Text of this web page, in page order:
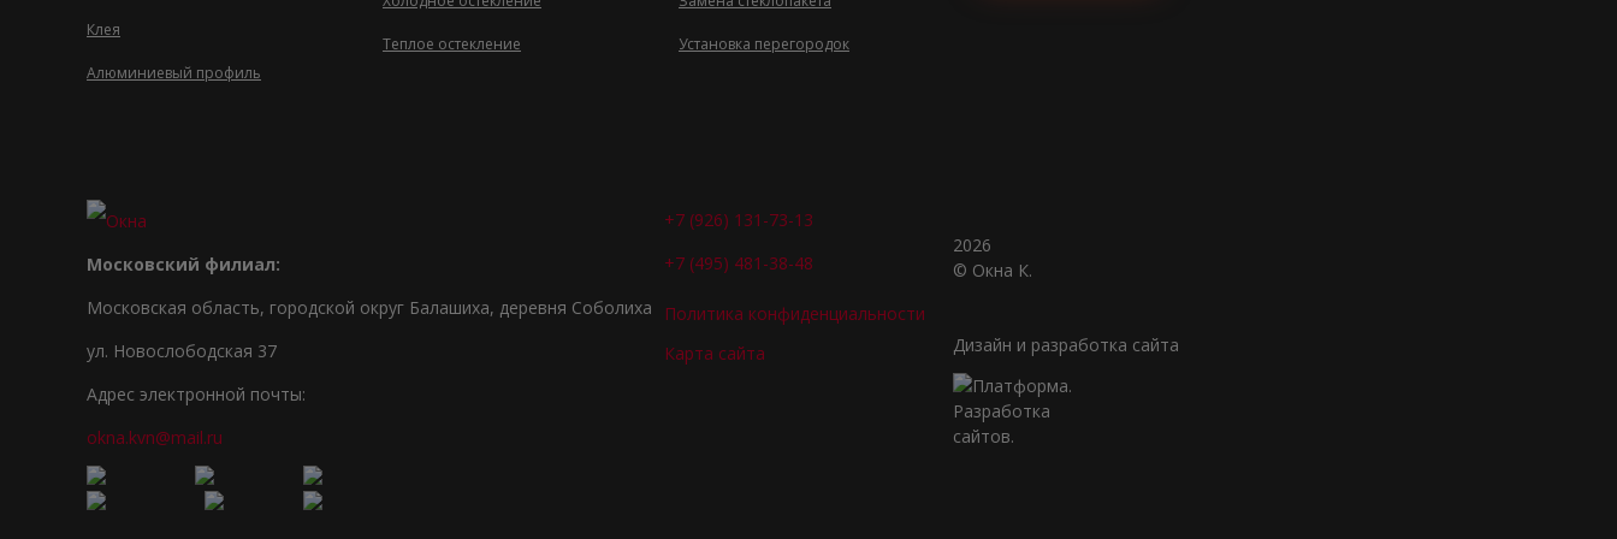
Клея
Алюминиевый профиль
Теплое остекление Установка перегородок
Московский филиал:
Московская область, городской округ Балашиха, деревня Соболиха
ул. Новослободская 37
Адрес электронной почты:
okna.kvn@mail.ru
+7 (926) 131-73-13
+7 (495) 481-38-48
Политика конфиденциальности
Карта сайта
2026
© Окна К.
Дизайн и разработка сайта